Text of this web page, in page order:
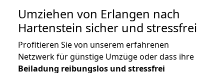
Umziehen von Erlangen nach
Hartenstein sicher und stressfrei
Profitieren Sie von unserem erfahrenen
Netzwerk für günstige Umzüge oder dass ihre
Beiladung reibungslos und stressfrei